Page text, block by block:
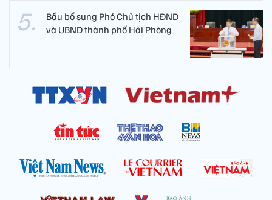
Bầu bổ sung Phó Chủ tịch HĐND
và UBND thành phố Hải Phòng